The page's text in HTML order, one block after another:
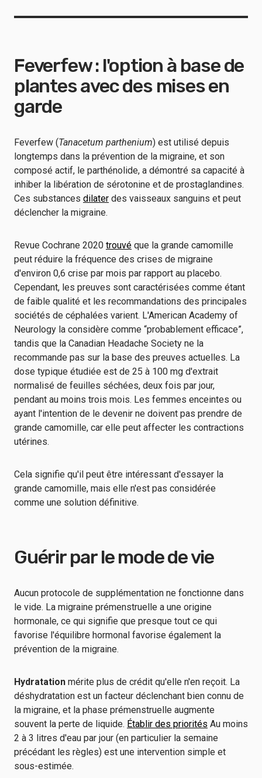
Feverfew : l'option à base de
plantes avec des mises en
garde
Feverfew (Tanacetum parthenium) est utilisé depuis
longtemps dans la prévention de la migraine, et son
composé actif, le parthénolide, a démontré sa capacité à
inhiber la libération de sérotonine et de prostaglandines.
Ces substances dilater des vaisseaux sanguins et peut
déclencher la migraine.
Revue Cochrane 2020 trouvé que la grande camomille
peut réduire la fréquence des crises de migraine
d'environ 0,6 crise par mois par rapport au placebo.
Cependant, les preuves sont caractérisées comme étant
de faible qualité et les recommandations des principales
sociétés de céphalées varient. L'American Academy of
Neurology la considère comme “probablement efficace”,
tandis que la Canadian Headache Society ne la
recommande pas sur la base des preuves actuelles. La
dose typique étudiée est de 25 à 100 mg d'extrait
normalisé de feuilles séchées, deux fois par jour,
pendant au moins trois mois. Les femmes enceintes ou
ayant l'intention de le devenir ne doivent pas prendre de
grande camomille, car elle peut affecter les contractions
utérines.
Cela signifie qu'il peut être intéressant d'essayer la
grande camomille, mais elle n'est pas considérée
comme une solution définitive.
Guérir par le mode de vie
Aucun protocole de supplémentation ne fonctionne dans
le vide. La migraine prémenstruelle a une origine
hormonale, ce qui signifie que presque tout ce qui
favorise l'équilibre hormonal favorise également la
prévention de la migraine.
Hydratation mérite plus de crédit qu'elle n'en reçoit. La
déshydratation est un facteur déclenchant bien connu de
la migraine, et la phase prémenstruelle augmente
souvent la perte de liquide. Établir des priorités Au moins
2 à 3 litres d'eau par jour (en particulier la semaine
précédant les règles) est une intervention simple et
sous-estimée.